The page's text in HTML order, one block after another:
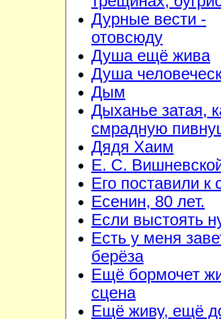
Дурные вести -
отовсюду
Душа ещё жива
Душа
Дым
Дыханье затая,
смрадную
Дядя Хаим
Е. С.
Его поставили к
Есенин, 80 лет.
Если выстоять
Есть у меня
берёза
Ещё бормочет
сцена
Ещё живу, ещё